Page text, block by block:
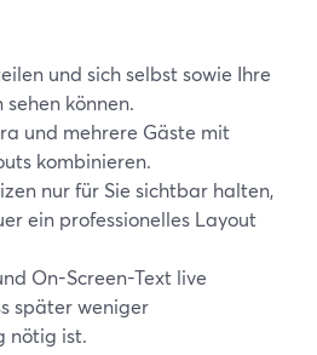
und sich selbst sowie Ihre
können.
und mehrere Gäste mit
kombinieren.
nur für Sie sichtbar halten,
ein professionelles Layout
On-Screen-Text live
später weniger
nötig ist.